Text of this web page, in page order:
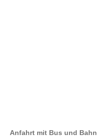
Anfahrt mit Bus und Bahn